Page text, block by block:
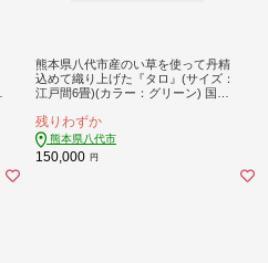
熊本県八代市産のい草を使って丹精
込めて織り上げた『タロ』(サイズ：
江戸間6畳)(カラー：グリーン) 国産
敷き物
残りわずか
熊本県八代市
150,000 円